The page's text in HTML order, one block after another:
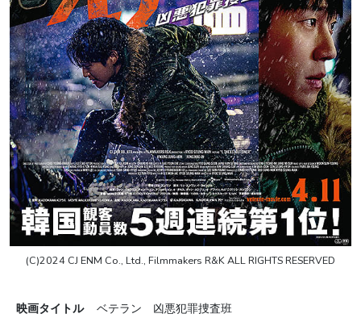
(C)2024 CJ ENM Co., Ltd., Filmmakers R&K ALL RIGHTS RESERVED
映画タイトル
ベテラン 凶悪犯罪捜査班